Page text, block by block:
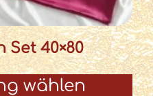
Set 40×80
wählen